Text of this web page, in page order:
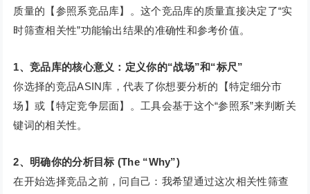
质量的【参照系竞品库】。这个竞品库的质量直接决定了“实
时筛查相关性”功能输出结果的准确性和参考价值。
1、竞品库的核心意义：定义你的“战场”和“标尺”
你选择的竞品ASIN库，代表了你想要分析的【特定细分市
场】或【特定竞争层面】。工具会基于这个“参照系”来判断关
键词的相关性。
2、明确你的分析目标 (The “Why”)
在开始选择竞品之前，问自己：我希望通过这次相关性筛查